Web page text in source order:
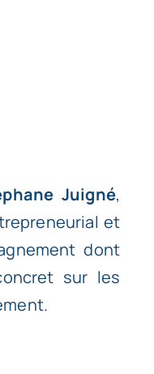
Juigné,
et
dont
sur les